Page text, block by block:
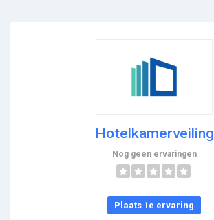
Hotelkamerveiling
Nog geen ervaringen
Plaats 1e ervaring